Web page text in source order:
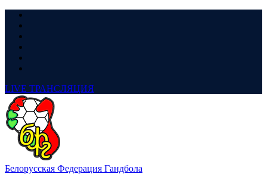
LIVE ТРАНСЛЯЦИЯ
Белорусская Федерация Гандбола